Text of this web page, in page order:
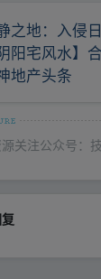
之地：入侵
阴阳宅风水】
地产头条
关注公众号：